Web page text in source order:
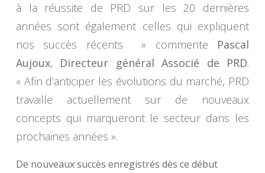
à la réussite de PRD sur les 20 dernières
années sont également celles qui expliquent
nos succès récents » commente Pascal
Aujoux, Directeur général Associé de PRD.
« Afin d’anticiper les évolutions du marché, PRD
travaille actuellement sur de nouveaux
concepts qui marqueront le secteur dans les
prochaines années ».
De nouveaux succès enregistrés dès ce début